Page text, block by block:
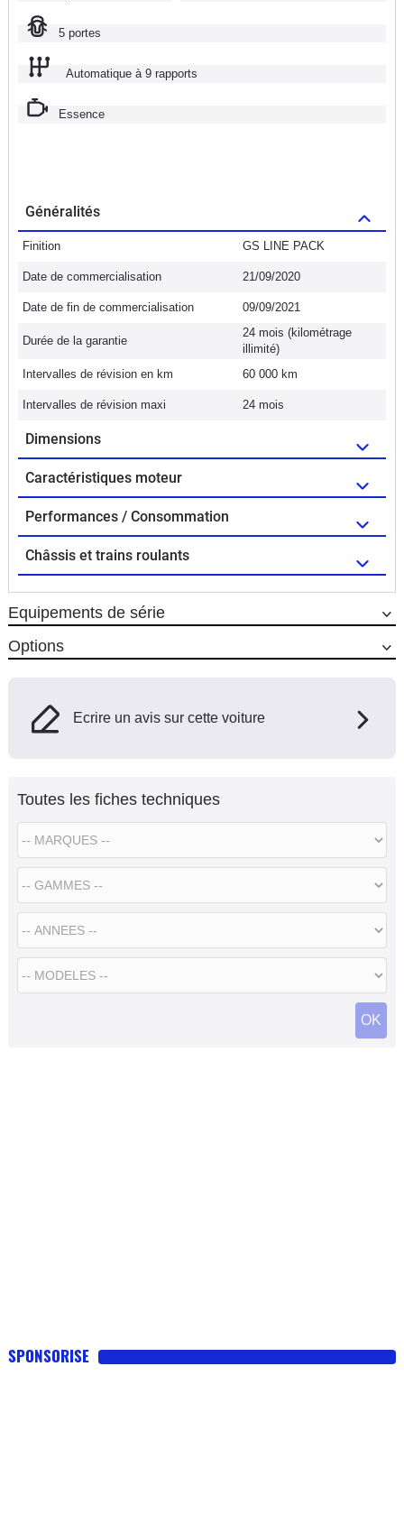
5 portes
Automatique à 9 rapports
Essence
Généralités
Finition GS LINE PACK
Date de commercialisation 21/09/2020
Date de fin de commercialisation 09/09/2021
Durée de la garantie
24 mois (kilométrage
illimité)
Intervalles de révision en km
60 000 km
Intervalles de révision maxi 24 mois
Dimensions
Caractéristiques moteur
Performances / Consommation
Châssis et trains roulants
Equipements de série
Options
Ecrire un avis sur cette voiture
Toutes les fiches techniques
SPONSORISE